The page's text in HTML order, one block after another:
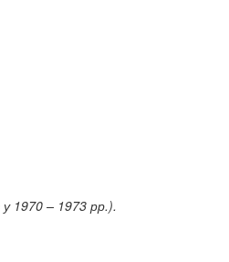
у 1970 – 1973 рр.).